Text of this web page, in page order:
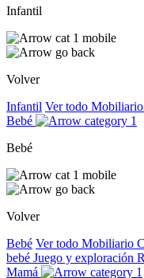
Infantil
Volver
Infantil Ver todo Mobiliario
Bebé
Bebé
Volver
Bebé Ver todo Mobiliario
bebé Juego y exploración
Mamá